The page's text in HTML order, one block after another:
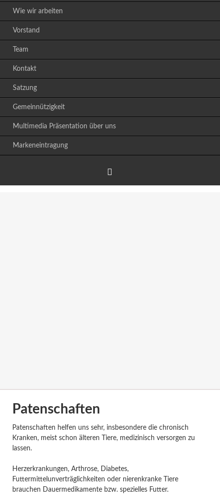
Wie wir arbeiten
Vorstand
Team
Kontakt
Satzung
Gemeinnützigkeit
Multimedia Präsentation über uns
Markeneintragung
Patenschaften
Patenschaften helfen uns sehr, insbesondere die chronisch
Kranken, meist schon älteren Tiere, medizinisch versorgen zu
lassen.
Herzerkrankungen, Arthrose, Diabetes,
Futtermittelunverträglichkeiten oder nierenkranke Tiere
brauchen Dauermedikamente bzw. spezielles Futter.